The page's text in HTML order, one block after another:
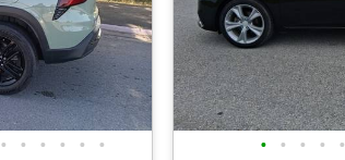
• • • • • • • • • • •